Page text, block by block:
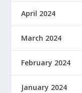
April 2024
March 2024
February 2024
January 2024